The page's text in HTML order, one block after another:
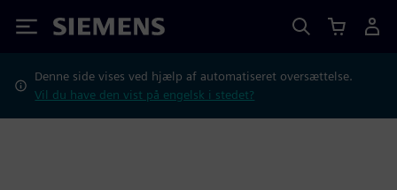
Siemens
Denne side vises ved hjælp af automatiseret oversættelse.
Vil du have den vist på engelsk i stedet?